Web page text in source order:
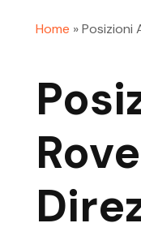
Home »Posizioni